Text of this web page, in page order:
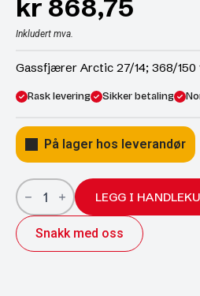
kr 868,75
Inkludert mva.
Gassfjærer Arctic 27/14; 368/150
Rask levering Sikker betaling
På lager hos leverandør
Gassfjærer
Arctic
27/14;
368/150
1400N
antall
LEGG I
Snakk med oss